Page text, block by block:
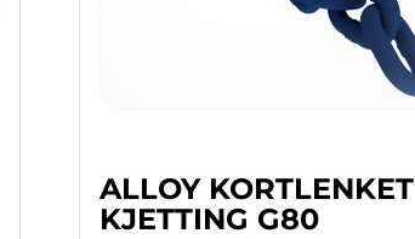
ALLOY KORTLENKET
KJETTING G80